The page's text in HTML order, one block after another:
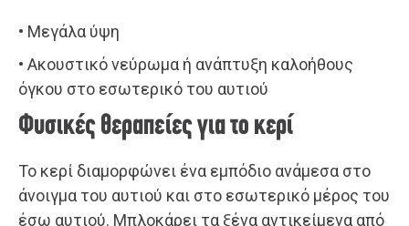
• Μεγάλα ύψη
• Ακουστικό νεύρωμα ή ανάπτυξη καλοήθους
όγκου στο εσωτερικό του αυτιού
Φυσικές θεραπείες για το κερί
Το κερί διαμορφώνει ένα εμπόδιο ανάμεσα στο
άνοιγμα του αυτιού και στο εσωτερικό μέρος του
έσω αυτιού. Μπλοκάρει τα ξένα αντικείμενα από